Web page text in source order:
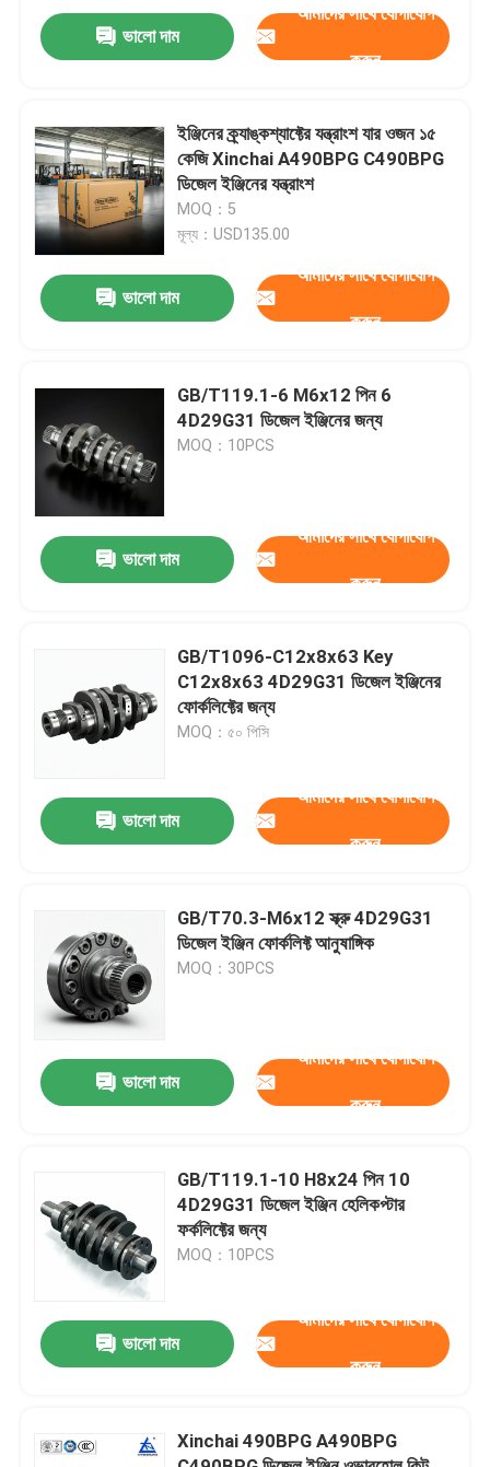
বাড়ি
ভিডিও
কারখানা ভ্রমণ
আমাদের সাথে যোগাযোগ
উদ্ধৃতির জন্য আবেদন
ইঞ্জিন ব্লক সমাবেশ এবং আনুষাঙ্গিক
ভালো দাম
আমাদের সাথে যোগাযোগ
করুন
ইঞ্জিনের ক্র্যাঙ্কশ্যাফ্টের যন্ত্রাংশ যার ওজন ১৫
কেজি Xinchai A490BPG C490BPG
ডিজেল ইঞ্জিনের যন্ত্রাংশ
MOQ：5
মূল্য：USD135.00
ভালো দাম
আমাদের সাথে যোগাযোগ
করুন
GB/T119.1-6 M6x12 পিন 6
4D29G31 ডিজেল ইঞ্জিনের জন্য
MOQ：10PCS
ভালো দাম
আমাদের সাথে যোগাযোগ
করুন
GB/T1096-C12x8x63 Key
C12x8x63 4D29G31 ডিজেল ইঞ্জিনের
ফোর্কলিফ্টের জন্য
MOQ：৫০ পিসি
ভালো দাম
আমাদের সাথে যোগাযোগ
করুন
GB/T70.3-M6x12 স্ক্রু 4D29G31
ডিজেল ইঞ্জিন ফোর্কলিফ্ট আনুষাঙ্গিক
MOQ：30PCS
ভালো দাম
আমাদের সাথে যোগাযোগ
করুন
GB/T119.1-10 H8x24 পিন 10
4D29G31 ডিজেল ইঞ্জিন হেলিকপ্টার
ফর্কলিফ্টের জন্য
MOQ：10PCS
ভালো দাম
আমাদের সাথে যোগাযোগ
করুন
Xinchai 490BPG A490BPG